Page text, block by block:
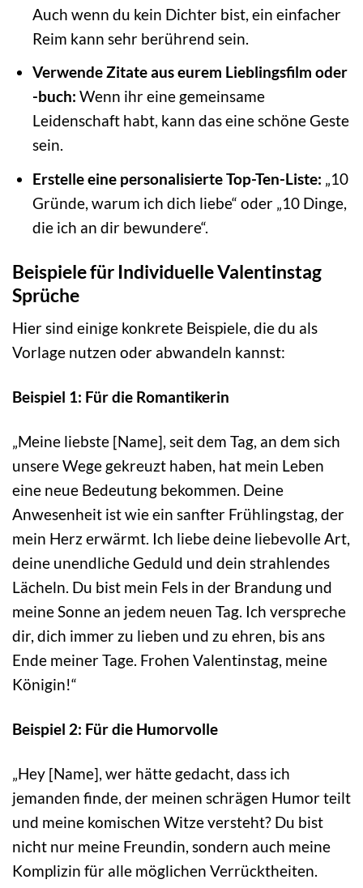
Auch wenn du kein Dichter bist, ein einfacher
Reim kann sehr berührend sein.
Verwende Zitate aus eurem Lieblingsfilm oder
-buch: Wenn ihr eine gemeinsame
Leidenschaft habt, kann das eine schöne Geste
sein.
Erstelle eine personalisierte Top-Ten-Liste: „10
Gründe, warum ich dich liebe“ oder „10 Dinge,
die ich an dir bewundere“.
Beispiele für Individuelle Valentinstag
Sprüche
Hier sind einige konkrete Beispiele, die du als
Vorlage nutzen oder abwandeln kannst:
Beispiel 1: Für die Romantikerin
„Meine liebste [Name], seit dem Tag, an dem sich
unsere Wege gekreuzt haben, hat mein Leben
eine neue Bedeutung bekommen. Deine
Anwesenheit ist wie ein sanfter Frühlingstag, der
mein Herz erwärmt. Ich liebe deine liebevolle Art,
deine unendliche Geduld und dein strahlendes
Lächeln. Du bist mein Fels in der Brandung und
meine Sonne an jedem neuen Tag. Ich verspreche
dir, dich immer zu lieben und zu ehren, bis ans
Ende meiner Tage. Frohen Valentinstag, meine
Königin!“
Beispiel 2: Für die Humorvolle
„Hey [Name], wer hätte gedacht, dass ich
jemanden finde, der meinen schrägen Humor teilt
und meine komischen Witze versteht? Du bist
nicht nur meine Freundin, sondern auch meine
Komplizin für alle möglichen Verrücktheiten.